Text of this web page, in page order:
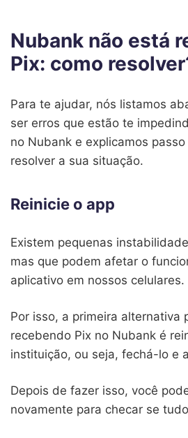
Nubank não está
Pix: como
Para te ajudar, nós listamos
ser erros que estão te
no Nubank e explicamos
resolver a sua situação.
Reinicie o app
Existem pequenas
mas que podem afetar o
aplicativo em nossos celulares.
Por isso, a primeira alternativa
recebendo Pix no Nubank é
instituição, ou seja, fechá-lo e
Depois de fazer isso, você
novamente para checar se